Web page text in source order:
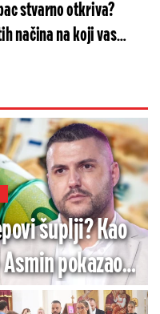
stvarno otkriva?
načina na koji vas
šuplji? Kao
pokazao
ovo moguće?